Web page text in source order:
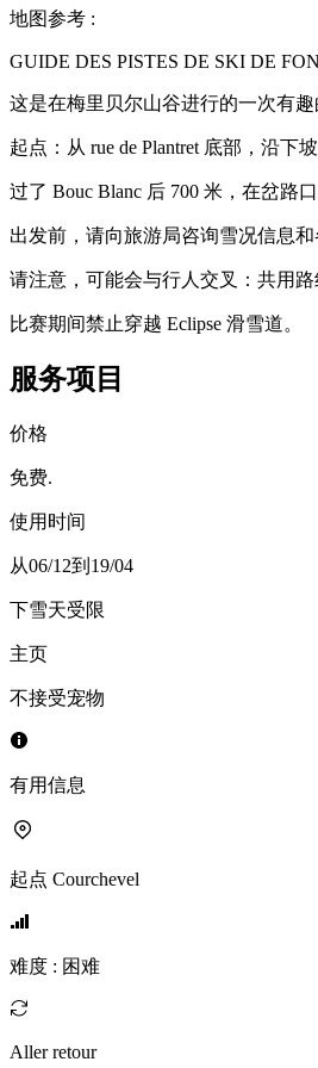
地图参考 :
GUIDE DES PISTES DE SKI DE
这是在梅里贝尔山谷进行的一次有趣
起点：从 rue de Plantret 底部，沿下
过了 Bouc Blanc 后 700 米，在岔路口
出发前，请向旅游局咨询雪况信息和
请注意，可能会与行人交叉：共用路
比赛期间禁止穿越 Eclipse 滑雪道。
服务项目
价格
免费.
使用时间
从06/12到19/04
下雪天受限
主页
不接受宠物
有用信息
起点 Courchevel
难度 : 困难
Aller retour